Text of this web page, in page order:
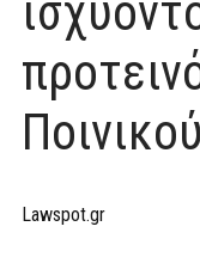
Lawspot.gr